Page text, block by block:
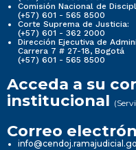
Comisión Nacional de
(+57) 601 - 565 8500
Corte Suprema de Justicia:
(+57) 601 - 362 2000
Dirección Ejecutiva de
Carrera 7 # 27-18, Bogotá
(+57) 601 - 565 8500
Acceda a su
institucional
Correo